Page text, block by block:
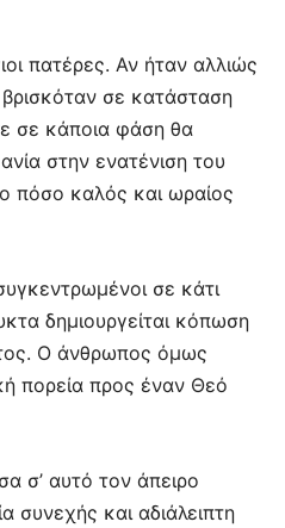
πατέρες. Αν ήταν αλλιώς
σε κατάσταση
σε κάποια φάση θα
στην ενατένιση του
πόσο καλός και ωραίος
σε κάτι
δημιουργείται κόπωση
Ο άνθρωπος όμως
πορεία προς έναν Θεό
σ’ αυτό τον άπειρο
συνεχής και αδιάλειπτη